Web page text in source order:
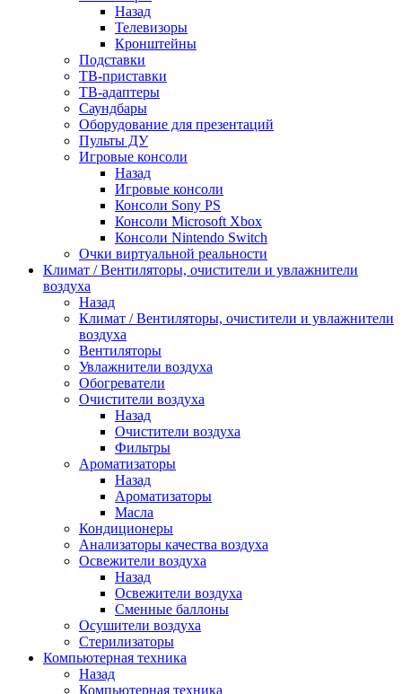
Назад
Телевизоры
Кронштейны
Подставки
ТВ-приставки
ТВ-адаптеры
Саундбары
Оборудование для презентаций
Пульты ДУ
Игровые консоли
Назад
Игровые консоли
Консоли Sony PS
Консоли Microsoft Xbox
Консоли Nintendo Switch
Очки виртуальной реальности
Климат / Вентиляторы, очистители и увлажнители
воздуха
Назад
Климат / Вентиляторы, очистители и увлажнители
воздуха
Вентиляторы
Увлажнители воздуха
Обогреватели
Очистители воздуха
Назад
Очистители воздуха
Фильтры
Ароматизаторы
Назад
Ароматизаторы
Масла
Кондиционеры
Анализаторы качества воздуха
Освежители воздуха
Назад
Освежители воздуха
Сменные баллоны
Осушители воздуха
Стерилизаторы
Компьютерная техника
Назад
Компьютерная техника